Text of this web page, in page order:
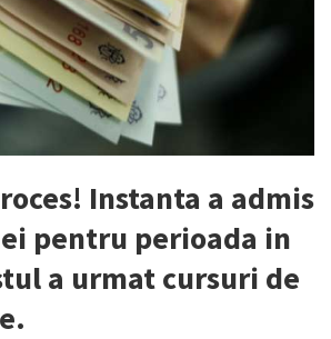
Instanta a admis
pentru perioada in
a urmat cursuri de